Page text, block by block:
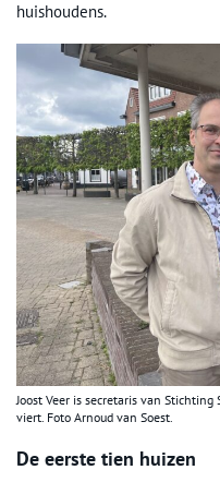
huishoudens.
Joost Veer is secretaris van
viert. Foto Arnoud van Soest.
De eerste tien huizen